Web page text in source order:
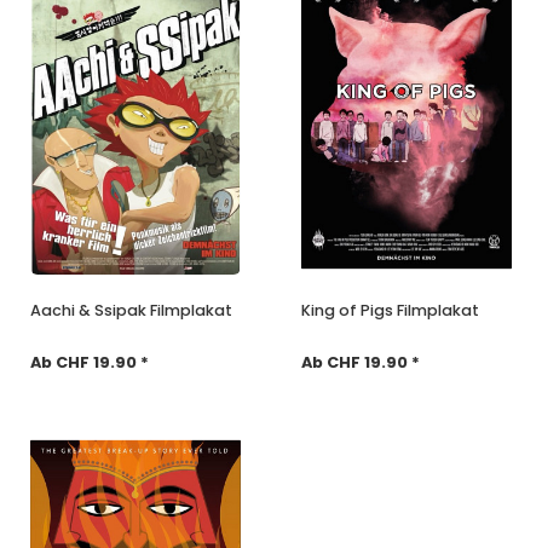
Aachi & Ssipak Filmplakat
Ab CHF 19.90 *
King of Pigs Filmplakat
Ab CHF 19.90 *